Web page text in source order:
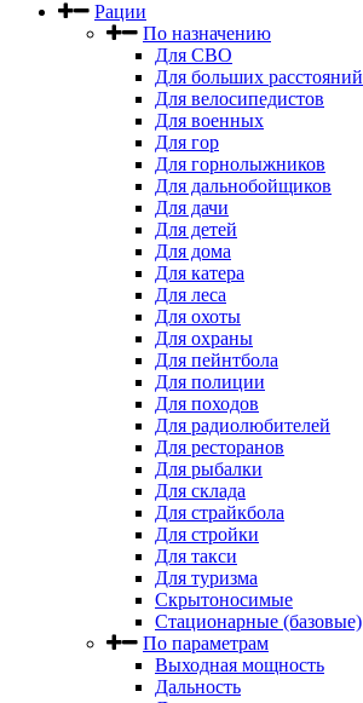
Рации
По назначению
Для СВО
Для больших расстояний
Для велосипедистов
Для военных
Для гор
Для горнолыжников
Для дальнобойщиков
Для дачи
Для детей
Для дома
Для катера
Для леса
Для охоты
Для охраны
Для пейнтбола
Для полиции
Для походов
Для радиолюбителей
Для ресторанов
Для рыбалки
Для склада
Для страйкбола
Для стройки
Для такси
Для туризма
Скрытоносимые
Стационарные (базовые)
По параметрам
Выходная мощность
Дальность